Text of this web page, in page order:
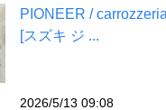
PIONEER /
[スズキ ジ ...
2026/5/13 09:08